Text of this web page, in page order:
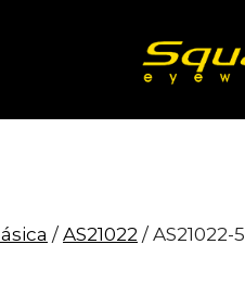
/ AS21022 / AS21022-5